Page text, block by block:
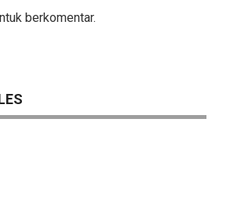
berkomentar.